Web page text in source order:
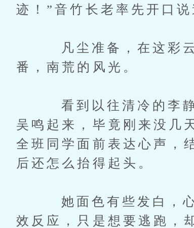
迹！”音竹长老率先开口说
凡尘准备，在这彩云
番，南荒的风光。
看到以往清冷的李静
吴鸣起来，毕竟刚来没几
全班同学面前表达心声，
后还怎么抬得起头。
她面色有些发白，心
效反应，只是想要逃跑，